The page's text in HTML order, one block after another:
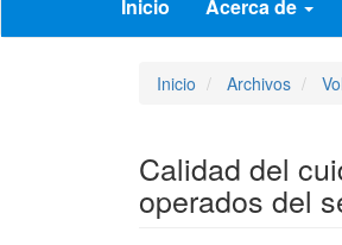
Inicio Acerca de
Inicio Archivos
Calidad del
operados del